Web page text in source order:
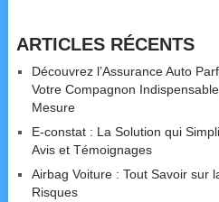
ARTICLES RÉCENTS
Découvrez l’Assurance Auto
Votre Compagnon
Mesure
E-constat : La Solution qui
Avis et Témoignages
Airbag Voiture : Tout Savoir sur
Risques